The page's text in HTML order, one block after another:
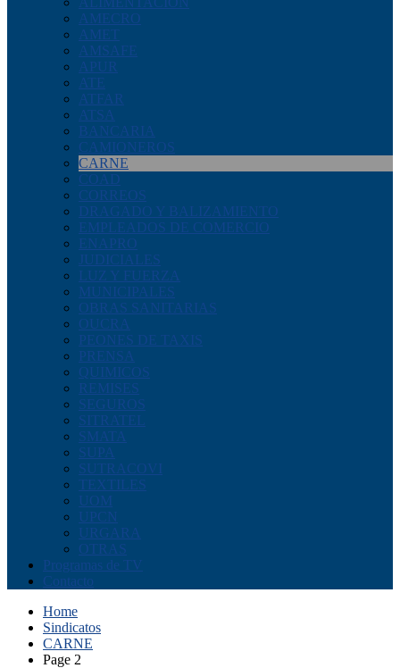
AMECRO
AMET
AMSAFE
APUR
ATE
ATFAR
ATSA
BANCARIA
CAMIONEROS
CARNE
COAD
CORREOS
DRAGADO Y BALIZAMIENTO
EMPLEADOS DE COMERCIO
ENAPRO
JUDICIALES
LUZ Y FUERZA
MUNICIPALES
OBRAS SANITARIAS
OUCRA
PEONES DE TAXIS
PRENSA
QUIMICOS
REMISES
SEGUROS
SITRATEL
SMATA
SUPA
SUTRACOVI
TEXTILES
UOM
UPCN
URGARA
OTRAS
Programas de TV
Contacto
Home
Sindicatos
CARNE
Page 2